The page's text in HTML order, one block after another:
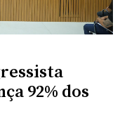
92% dos